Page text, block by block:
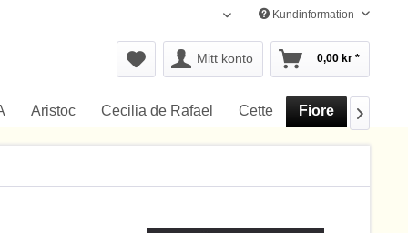
Svenska Kundinformation
Mitt konto 0,00 kr *
Aristoc Cecilia de Rafael Cette Fiore Gerbe
